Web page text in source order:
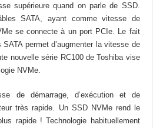
supérieure quand on parle de SSD.
SATA, ayant comme vitesse de
se connecte à un port PCIe. Le fait
permet d’augmenter la vitesse de
nouvelle série RC100 de Toshiba vise
NVMe.
de démarrage, d’exécution et de
très rapide. Un SSD NVMe rend le
rapide ! Technologie habituellement